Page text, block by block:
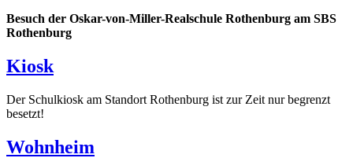
Besuch der Oskar-von-Miller-Realschule Rothenburg am SBS
Rothenburg
Kiosk
Der Schulkiosk am Standort Rothenburg ist zur Zeit nur begrenzt
besetzt!
Wohnheim